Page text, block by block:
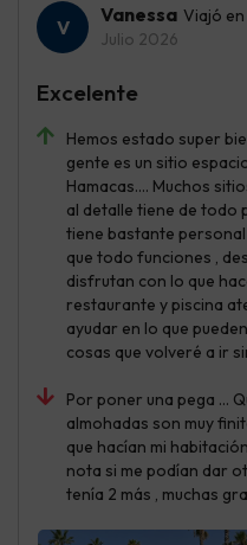
Vanessa Viajó
Julio 2026
Hemos estado super
gente es un sitio
Hamacas.... Muchos
al detalle tiene de todo
tiene bastante
que todo funciones ,
disfrutan con lo que
restaurante y piscina
ayudar en lo que
cosas que volveré a ir
Por poner una pega ...
almohadas son muy
que hacían mi
nota si me podían dar
tenía 2 más , muchas
Excelente